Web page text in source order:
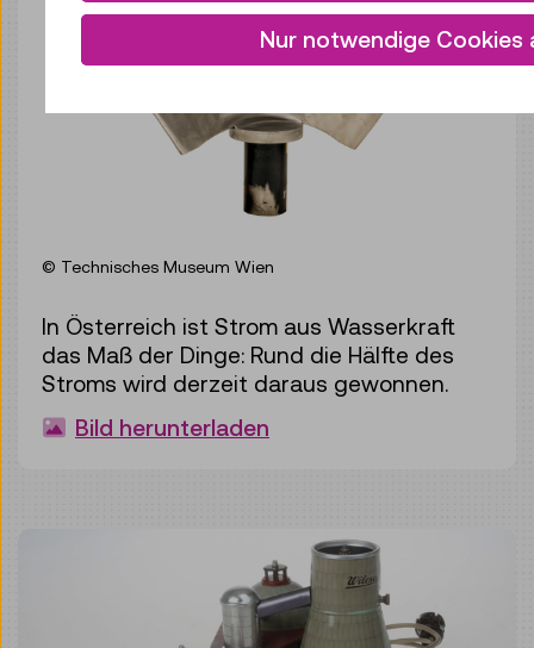
© Technisches Museum Wien
In Österreich ist Strom aus Wasserkraft
das Maß der Dinge: Rund die Hälfte des
Stroms wird derzeit daraus gewonnen.
Bild herunterladen
Nur notwendige Cookies